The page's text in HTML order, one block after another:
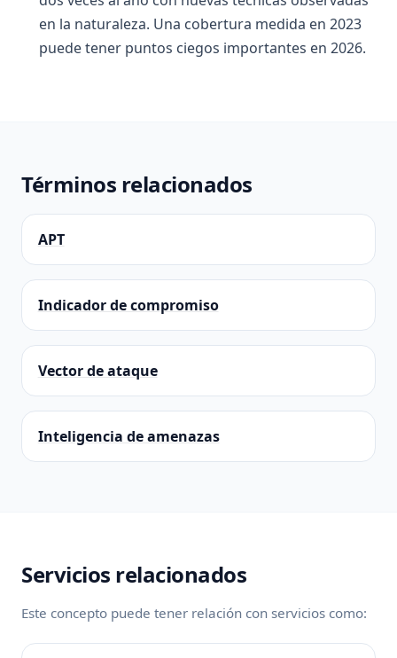
en la naturaleza. Una cobertura medida en 2023
puede tener puntos ciegos importantes en 2026.
Términos relacionados
APT
Indicador de compromiso
Vector de ataque
Inteligencia de amenazas
Servicios relacionados
Este concepto puede tener relación con servicios como: